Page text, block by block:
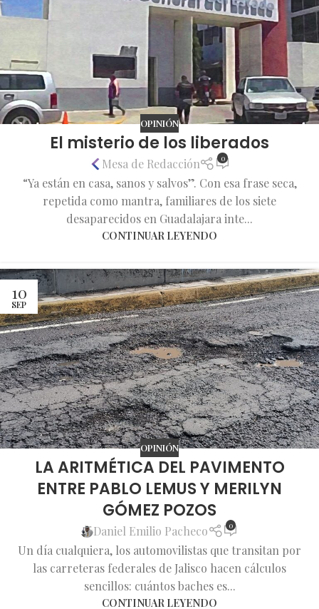
OPINIÓN
El misterio de los liberados
Mesa de Redacción 0
“Ya están en casa, sanos y salvos”. Con esa frase seca,
repetida como mantra, familiares de los siete
desaparecidos en Guadalajara inte...
CONTINUAR LEYENDO
10
SEP
OPINIÓN
LA ARITMÉTICA DEL PAVIMENTO
ENTRE PABLO LEMUS Y MERILYN
GÓMEZ POZOS
Daniel Emilio Pacheco 0
Un día cualquiera, los automovilistas que transitan por
las carreteras federales de Jalisco hacen cálculos
sencillos: cuántos baches es...
CONTINUAR LEYENDO